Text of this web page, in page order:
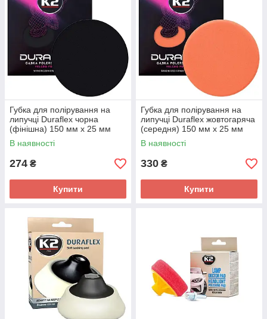
Губка для полірування на
липучці Duraflex чорна
(фінішна) 150 мм х 25 мм
(L614) K2
В наявності
274 ₴
Купити
Губка для полірування на
липучці Duraflex жовтогаряча
(середня) 150 мм х 25 мм
(L612) K2
В наявності
330 ₴
Купити